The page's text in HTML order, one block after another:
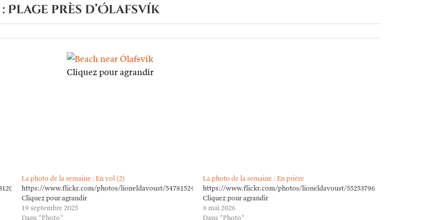
Plage près d’Ólafsvík
Cliquez pour agrandir
in/dateposted
La photo de la semaine : En vol (2)
https://www.flickr.com/photos/lioneldavoust/54781524226/in/dateposted/
Cliquez pour agrandir
19 septembre 2025
Dans "Photo"
La photo de la semaine : En prière
https://www.flickr.com/photos/lioneldavoust/55253796725/in/dateposted/
Cliquez pour agrandir
8 mai 2026
Dans "Photo"